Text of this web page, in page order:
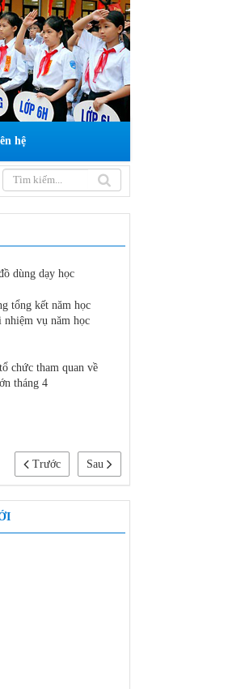
hệ
dùng dạy học
tổng kết năm học
vụ năm học
chức tham quan về
tháng 4
Sau
Trước